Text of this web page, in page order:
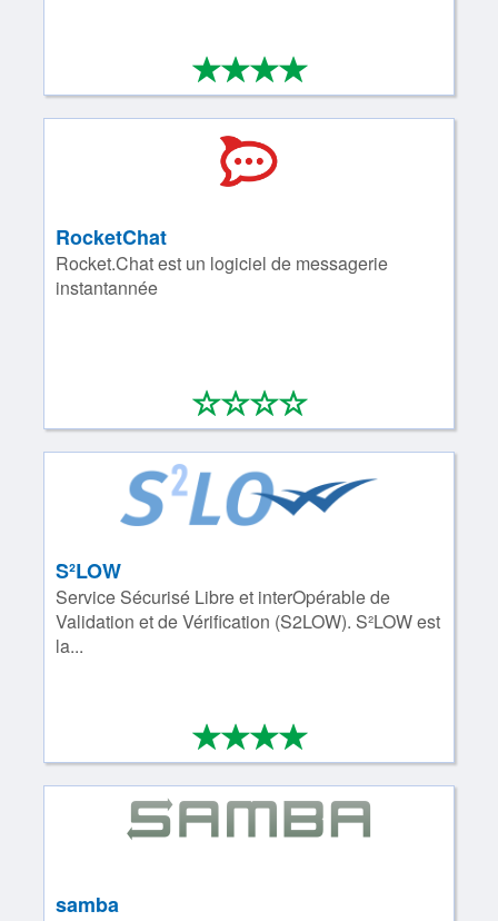
****
4/4
RocketChat
Rocket.Chat est un logiciel de messagerie
instantannée
****
0/4
S²LOW
Service Sécurisé Libre et interOpérable de
Validation et de Vérification (S2LOW). S²LOW est
la...
****
4/4
samba